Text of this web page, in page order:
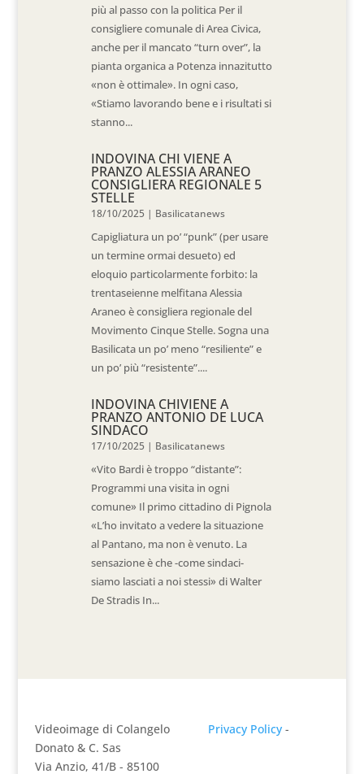
più al passo con la politica Per il
consigliere comunale di Area Civica,
anche per il mancato “turn over”, la
pianta organica a Potenza innazitutto
«non è ottimale». In ogni caso,
«Stiamo lavorando bene e i risultati si
stanno...
INDOVINA CHI VIENE A
PRANZO ALESSIA ARANEO
CONSIGLIERA REGIONALE 5
STELLE
18/10/2025 | Basilicatanews
Capigliatura un po’ “punk” (per usare
un termine ormai desueto) ed
eloquio particolarmente forbito: la
trentaseienne melfitana Alessia
Araneo è consigliera regionale del
Movimento Cinque Stelle. Sogna una
Basilicata un po’ meno “resiliente” e
un po’ più “resistente”....
INDOVINA CHIVIENE A
PRANZO ANTONIO DE LUCA
SINDACO
17/10/2025 | Basilicatanews
«Vito Bardi è troppo “distante”:
Programmi una visita in ogni
comune» Il primo cittadino di Pignola
«L’ho invitato a vedere la situazione
al Pantano, ma non è venuto. La
sensazione è che -come sindaci-
siamo lasciati a noi stessi» di Walter
De Stradis In...
Videoimage di Colangelo
Donato & C. Sas
Via Anzio, 41/B - 85100
Privacy Policy -